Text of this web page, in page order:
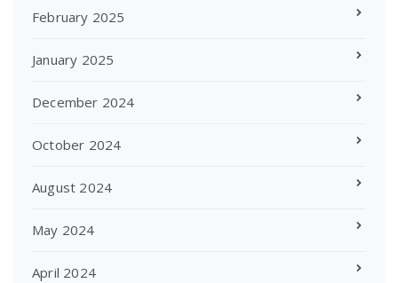
February 2025
January 2025
December 2024
October 2024
August 2024
May 2024
April 2024